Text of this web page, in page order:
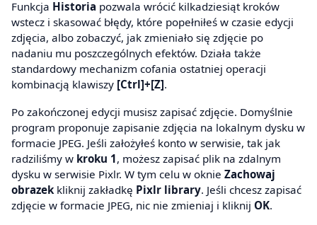
Funkcja Historia pozwala wrócić kilkadziesiąt kroków
wstecz i skasować błędy, które popełniłeś w czasie edycji
zdjęcia, albo zobaczyć, jak zmieniało się zdjęcie po
nadaniu mu poszczególnych efektów. Działa także
standardowy mechanizm cofania ostatniej operacji
kombinacją klawiszy [Ctrl]+[Z].
Po zakończonej edycji musisz zapisać zdjęcie. Domyślnie
program proponuje zapisanie zdjęcia na lokalnym dysku w
formacie JPEG. Jeśli założyłeś konto w serwisie, tak jak
radziliśmy w kroku 1, możesz zapisać plik na zdalnym
dysku w serwisie Pixlr. W tym celu w oknie Zachowaj
obrazekkliknij zakładkę Pixlr library. Jeśli chcesz zapisać
zdjęcie w formacie JPEG, nic nie zmieniaj i kliknij OK.